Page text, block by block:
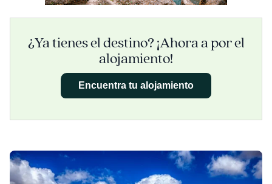
¿Ya tienes el destino? ¡Ahora a por el
alojamiento!
Encuentra tu alojamiento